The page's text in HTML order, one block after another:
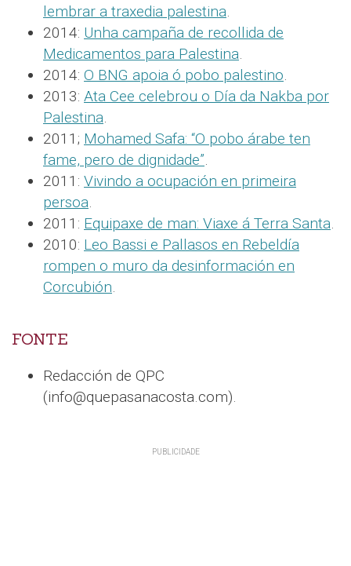
lembrar a traxedia palestina.
2014: Unha campaña de recollida de
Medicamentos para Palestina.
2014: O BNG apoia ó pobo palestino.
2013: Ata Cee celebrou o Día da Nakba por
Palestina.
2011; Mohamed Safa: “O pobo árabe ten
fame, pero de dignidade”.
2011: Vivindo a ocupación en primeira
persoa.
2011: Equipaxe de man: Viaxe á Terra Santa.
2010: Leo Bassi e Pallasos en Rebeldía
rompen o muro da desinformación en
Corcubión.
FONTE
Redacción de QPC
(info@quepasanacosta.com).